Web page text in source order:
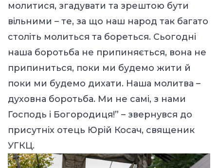
молитися, згадувати та зрештою бути
вільними – те, за що наш народ так багато
століть молиться та бореться. Сьогодні
наша боротьба не припиняється, вона не
припиниться, поки ми будемо жити й
поки ми будемо дихати. Наша молитва –
духовна боротьба. Ми не самі, з нами
Господь і Богородиця!” – звернувся до
присутніх отець Юрій Косач, священик
УГКЦ.